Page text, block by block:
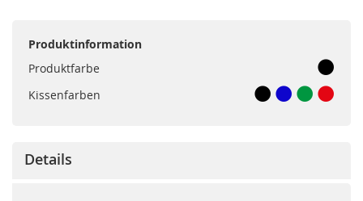
Produktinformation
Produktfarbe
Kissenfarben
Details